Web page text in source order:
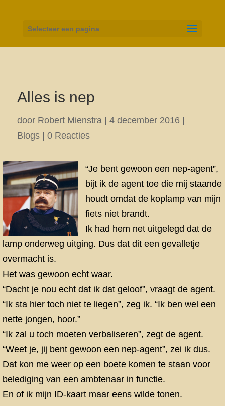
Selecteer een pagina
Alles is nep
door Robert Mienstra| 4 december 2016|
Blogs| 0 Reacties
“Je bent gewoon een nep-agent”,
bijt ik de agent toe die mij staande
houdt omdat de koplamp van mijn
fiets niet brandt.
Ik had hem net uitgelegd dat de
lamp onderweg uitging. Dus dat dit een gevalletje
overmacht is.
Het was gewoon echt waar.
“Dacht je nou echt dat ik dat geloof”, vraagt de agent.
“Ik sta hier toch niet te liegen”, zeg ik. “Ik ben wel een
nette jongen, hoor.”
“Ik zal u toch moeten verbaliseren”, zegt de agent.
“Weet je, jij bent gewoon een nep-agent”, zei ik dus.
Dat kon me weer op een boete komen te staan voor
belediging van een ambtenaar in functie.
En of ik mijn ID-kaart maar eens wilde tonen.